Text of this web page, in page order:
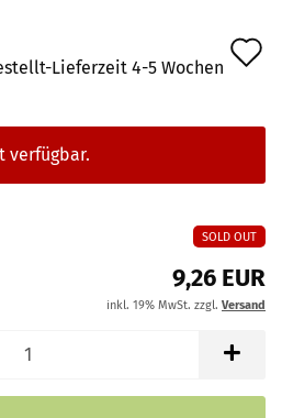
Lieferzeit 4-5 Wochen
verfügbar.
SOLD OUT
9,26 EUR
inkl. 19% MwSt. zzgl. Versand